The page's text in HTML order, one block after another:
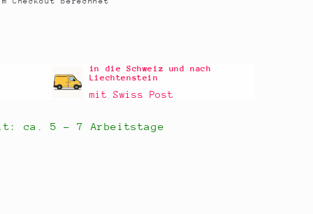
in die Schweiz und nach
Liechtenstein
mit Swiss Post
ca. 5 - 7 Arbeitstage